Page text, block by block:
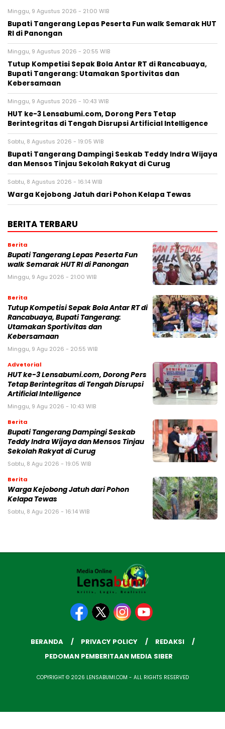
Minggu, 9 Agustus 2026 - 21:00 WIB
Bupati Tangerang Lepas Peserta Fun walk Semarak HUT
RI di Panongan
Minggu, 9 Agustus 2026 - 20:55 WIB
Tutup Kompetisi Sepak Bola Antar RT di Rancabuaya,
Bupati Tangerang: Utamakan Sportivitas dan
Kebersamaan
Minggu, 9 Agustus 2026 - 10:43 WIB
HUT ke-3 Lensabumi.com, Dorong Pers Tetap
Berintegritas di Tengah Disrupsi Artificial Intelligence
Sabtu, 8 Agustus 2026 - 19:05 WIB
Bupati Tangerang Dampingi Seskab Teddy Indra Wijaya
dan Mensos Tinjau Sekolah Rakyat di Curug
Sabtu, 8 Agustus 2026 - 16:14 WIB
Warga Kejobong Jatuh dari Pohon Kelapa Tewas
BERITA TERBARU
Berita
Bupati Tangerang Lepas Peserta Fun
walk Semarak HUT RI di Panongan
Minggu, 9 Agu 2026 - 21:00 WIB
Berita
Tutup Kompetisi Sepak Bola Antar RT di
Rancabuaya, Bupati Tangerang:
Utamakan Sportivitas dan
Kebersamaan
Minggu, 9 Agu 2026 - 20:55 WIB
Advetorial
HUT ke-3 Lensabumi.com, Dorong Pers
Tetap Berintegritas di Tengah Disrupsi
Artificial Intelligence
Minggu, 9 Agu 2026 - 10:43 WIB
Berita
Bupati Tangerang Dampingi Seskab
Teddy Indra Wijaya dan Mensos Tinjau
Sekolah Rakyat di Curug
Sabtu, 8 Agu 2026 - 19:05 WIB
Berita
Warga Kejobong Jatuh dari Pohon
Kelapa Tewas
Sabtu, 8 Agu 2026 - 16:14 WIB
BERANDA PRIVACY POLICY
REDAKSI
PEDOMAN PEMBERITAAN MEDIA SIBER
COPYRIGHT © 2026 LENSABUMI.COM - ALL RIGHTS RESERVED